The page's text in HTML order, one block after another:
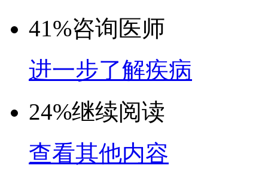
41%咨询医师
进一步了解疾病
24%继续阅读
查看其他内容